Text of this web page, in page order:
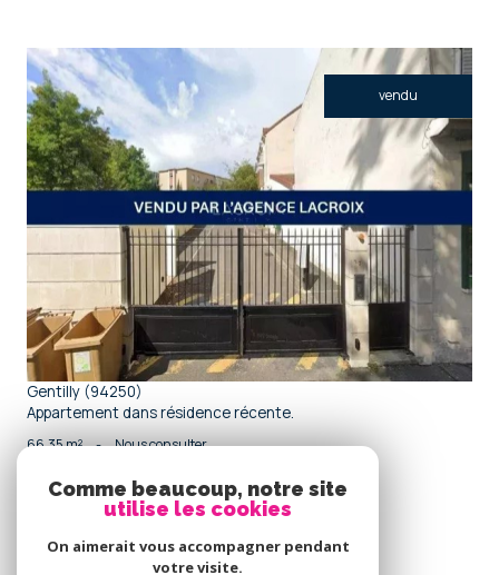
vendu
voir le bien
Gentilly (94250)
Appartement dans résidence récente.
66,35 m² - Nous consulter
connecter
Comme beaucoup, notre site
utilise les cookies
On aimerait vous accompagner pendant
votre visite.